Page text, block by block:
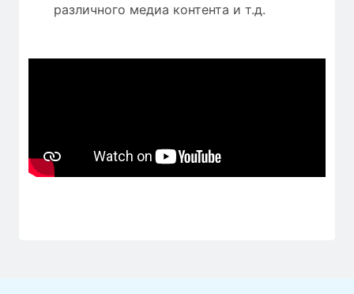
различного медиа контента и т.д.